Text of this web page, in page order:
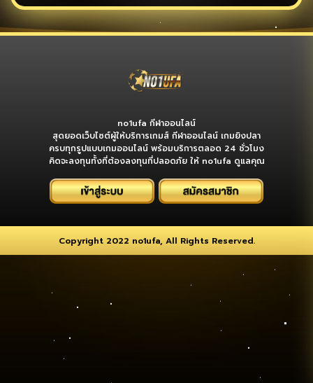
no1ufa กีฬาออนไลน์
สุดยอดเว็บไซต์ผู้ให้บริการเกมส์ กีฬาออนไลน์ เกมยิงปลา
ครบทุกรูปแบบเกมออนไลน์ พร้อมบริการตลอด 24 ชั่วโมง
คิดจะลงทุนทั้งที่ต้องลงทุนที่ปลอดภัย ให้ no1ufa ดูแลคุณ
Copyright 2022 no1ufa, All Rights Reserved.